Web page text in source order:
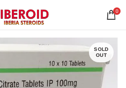
0
SOLD
OUT